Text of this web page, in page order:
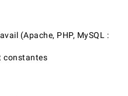
(Apache, PHP, MySQL :
constantes